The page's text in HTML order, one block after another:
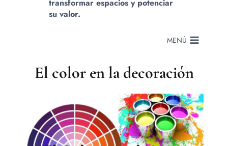
transformar espacios y potenciar
su valor.
MENÚ
El color en la decoración